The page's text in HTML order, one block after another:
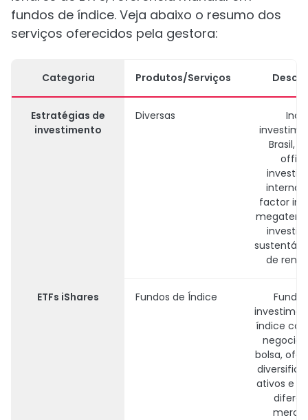
fundos de índice. Veja abaixo o resumo dos
serviços oferecidos pela gestora:
Categoria Produtos/Serviços
Estratégias de
investimento
Diversas
Brasil,
factor
de
ETFs iShares Fundos de Índice
índice
bolsa,
ativos e